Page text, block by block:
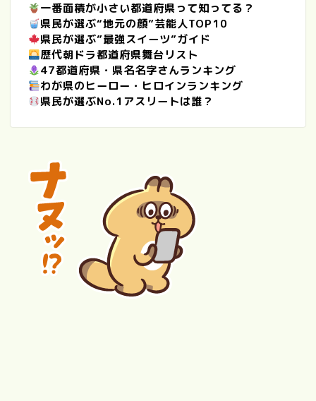
一番面積が小さい都道府県って知ってる？
県民が選ぶ“地元の顔”芸能人TOP10
県民が選ぶ”最強スイーツ”ガイド
歴代朝ドラ都道府県舞台リスト
47都道府県・県名名字さんランキング
わが県のヒーロー・ヒロインランキング
県民が選ぶNo.1アスリートは誰？